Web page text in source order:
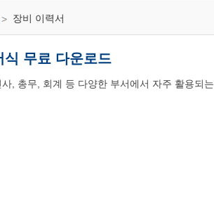
장비 이력서
식 무료 다운로드
, 총무, 회계 등 다양한 부서에서 자주 활용되